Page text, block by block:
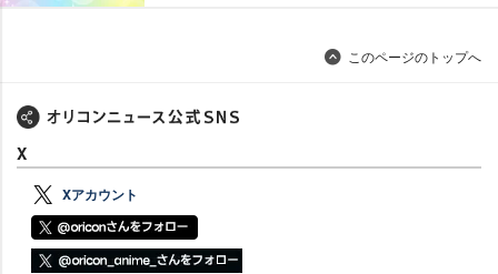
このページのトップへ
X
Xアカウント